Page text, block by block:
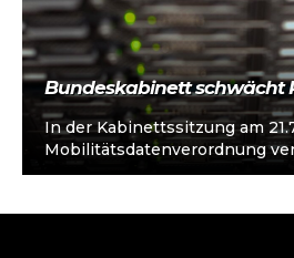
Bundeskabinett schwächt
In der Kabinettssitzung am
Mobilitätsdatenverordnung
Danach müssen Taxis und